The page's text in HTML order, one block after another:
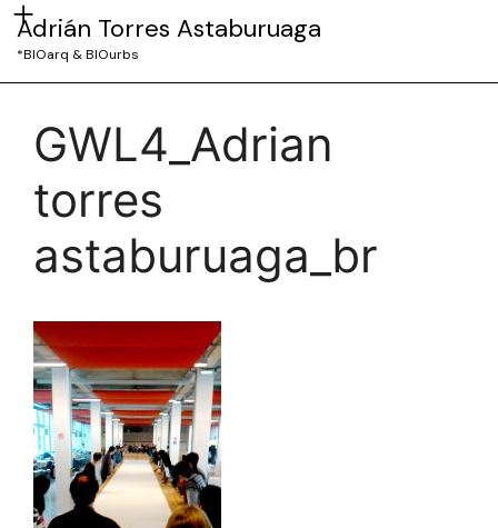
Adrián Torres Astaburuaga
*BIOarq & BIOurbs
GWL4_Adrian
torres
astaburuaga_br